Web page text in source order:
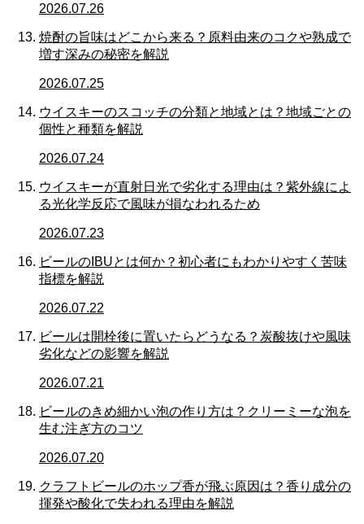
2026.07.26
焼酎の旨味はどこから来る？原料由来のコクや熟成で
増す深みの秘密を解説
2026.07.25
ウイスキーのスコッチの分類と地域とは？地域ごとの
個性と種類を解説
2026.07.24
ウイスキーが直射日光で劣化する理由は？紫外線によ
る光化学反応で風味が損なわれるため
2026.07.23
ビールのIBUとは何か？初心者にもわかりやすく苦味
指標を解説
2026.07.22
ビールは開栓後に置いたらどうなる？炭酸抜けや風味
劣化などの影響を解説
2026.07.21
ビールのきめ細かい泡の作り方は？クリーミーな泡を
生む注ぎ方のコツ
2026.07.20
クラフトビールのホップ香が飛ぶ原因は？香り成分の
揮発や酸化で失われる理由を解説